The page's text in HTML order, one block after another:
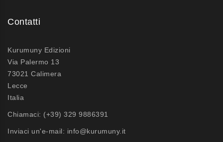
Contatti
Kurumuny Edizioni
Via Palermo 13
73021 Calimera
Lecce
Italia
Chiamaci: (+39) 329 9886391
Inviaci un'e-mail: info@kurumuny.it